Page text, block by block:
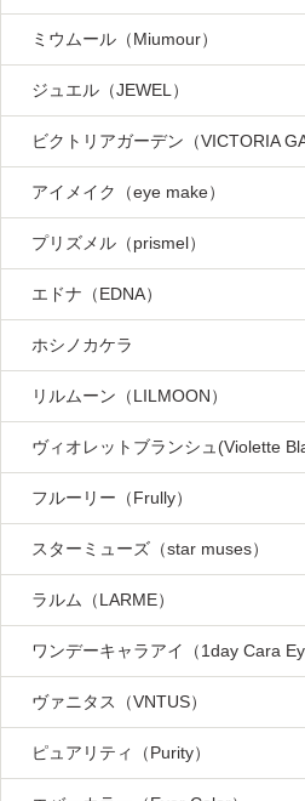
ミウムール（Miumour）
ジュエル（JEWEL）
ビクトリアガーデン（VICTORIA
アイメイク（eye make）
プリズメル（prismel）
エドナ（EDNA）
ホシノカケラ
リルムーン（LILMOON）
ヴィオレットブランシュ(Violette
フルーリー（Frully）
スターミューズ（star muses）
ラルム（LARME）
ワンデーキャラアイ（1day Cara
ヴァニタス（VNTUS）
ピュアリティ（Purity）